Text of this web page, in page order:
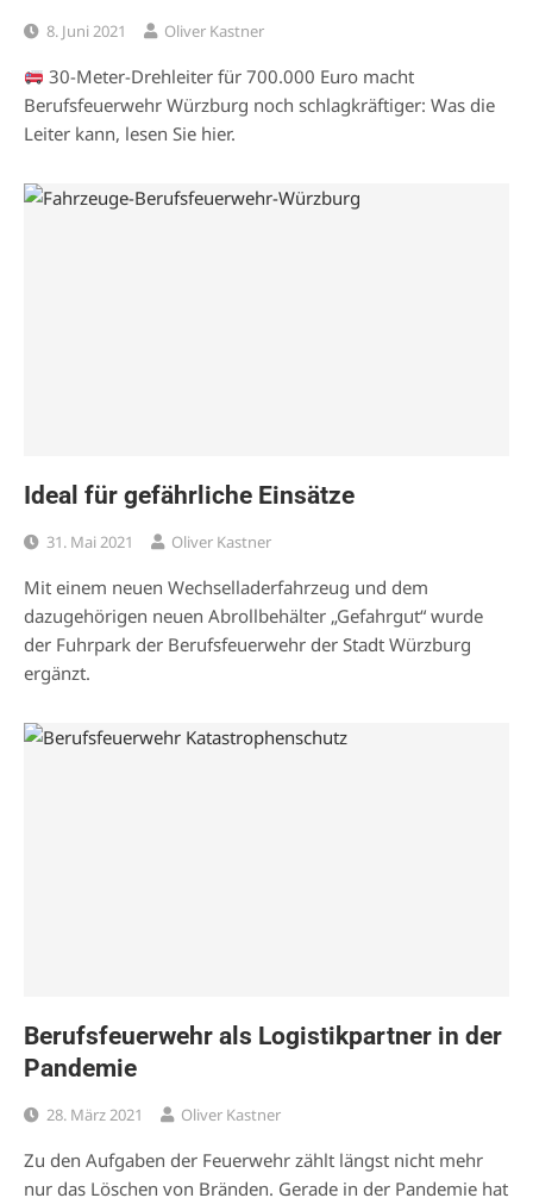
8. Juni 2021 Oliver Kastner
30-Meter-Drehleiter für 700.000 Euro macht
Berufsfeuerwehr Würzburg noch schlagkräftiger: Was die
Leiter kann, lesen Sie hier.
Ideal für gefährliche Einsätze
31. Mai 2021 Oliver Kastner
Mit einem neuen Wechselladerfahrzeug und dem
dazugehörigen neuen Abrollbehälter „Gefahrgut“ wurde
der Fuhrpark der Berufsfeuerwehr der Stadt Würzburg
ergänzt.
Berufsfeuerwehr als Logistikpartner in der
Pandemie
28. März 2021 Oliver Kastner
Zu den Aufgaben der Feuerwehr zählt längst nicht mehr
nur das Löschen von Bränden. Gerade in der Pandemie hat